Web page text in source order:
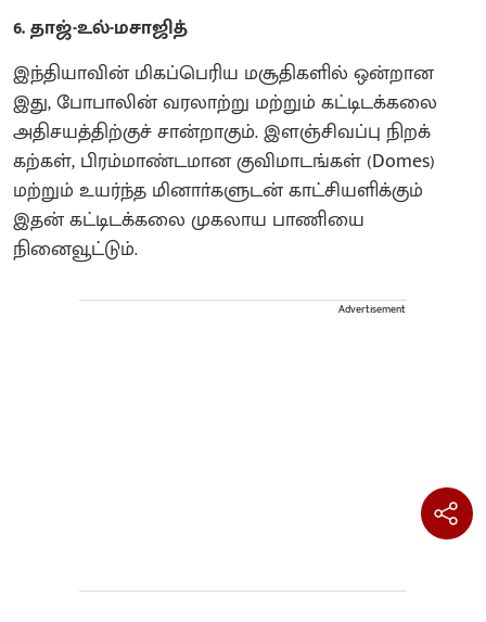
6. தாஜ்-உல்-மசாஜித்
இந்தியாவின் மிகப்பெரிய மசூதிகளில் ஒன்றான
இது, போபாலின் வரலாற்று மற்றும் கட்டிடக்கலை
அதிசயத்திற்குச் சான்றாகும். இளஞ்சிவப்பு நிறக்
கற்கள், பிரம்மாண்டமான குவிமாடங்கள் (Domes)
மற்றும் உயர்ந்த மினாா்களுடன் காட்சியளிக்கும்
இதன் கட்டிடக்கலை முகலாய பாணியை
நினைவூட்டும்.
Advertisement